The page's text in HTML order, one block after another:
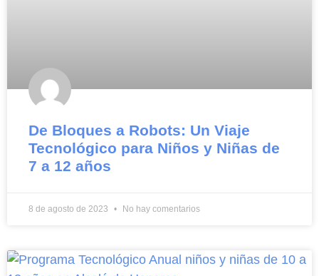
De Bloques a Robots: Un Viaje
Tecnológico para Niños y Niñas de
7 a 12 años
8 de agosto de 2023 No hay comentarios